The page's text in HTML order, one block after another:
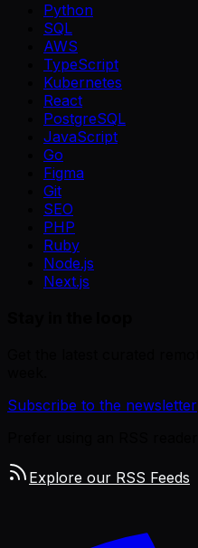
Python
SQL
AWS
TypeScript
Kubernetes
React
PostgreSQL
JavaScript
Go
Figma
Git
SEO
PHP
Ruby
Node.js
Next.js
Subscribe to the newsletter
Explore our RSS Feeds